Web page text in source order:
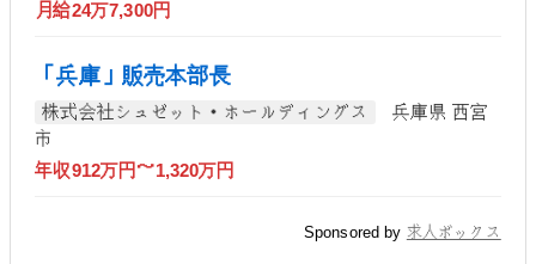
月給24万7,300円
「兵庫」販売本部長
株式会社シュゼット・ホールディングス
兵庫県 西宮
市
年収912万円～1,320万円
Sponsored by 求人ボックス